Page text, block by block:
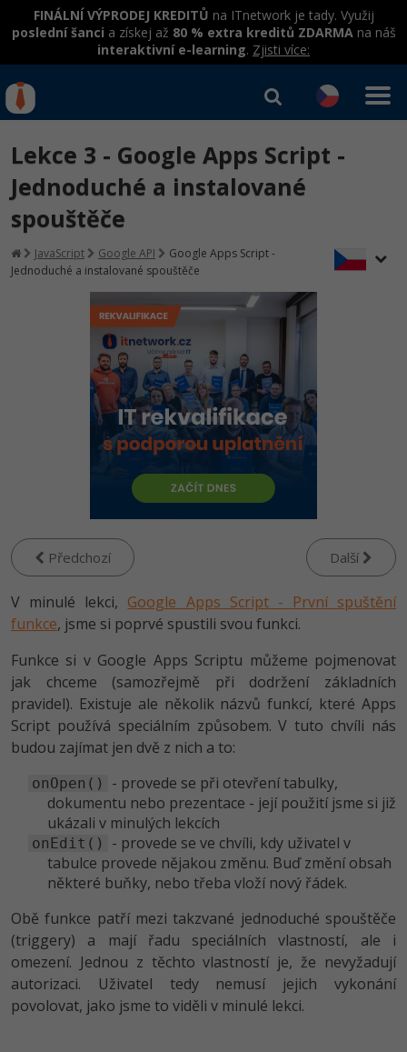
FINÁLNÍ VÝPRODEJ KREDITŮ na ITnetwork je tady. Využij
poslední šanci a získej až 80 % extra kreditů ZDARMAna náš
interaktivní e-learning. Zjisti více:
Rekvalifikace a kurzy
hrazené úřadem práce
Workshopy zdarma
Umělá inteligence v praxi
Datová analýza v praxi
Školení
Základy programování
Objektové programování - OOP
Umělá inteligence
HTML5, CSS3, Bootstrap, SEO
SQL a databáze
UML a návrhové vzory
React
Spring
ASP.NET MVC
Django
Best practices
Školení dle technologií
C# .NET
Java
PHP
JavaScript
HTML / CSS
UML a návrhové vzory
MySQL/MariaDB
MS-SQL
SQLite
Kurzy IT profesí
Junior programátor
Programátor WWW aplikací
Senior programátor
Front-end developer
Vývojář mobilních aplikací
C# Game developer
Webdesigner
Systémový administrátor
Grafik / UX/UI návrhář
3D grafik
Projektový manažer
Databázový analytik
Copywriter
WordPress specialista
SEO specialista
Kurzy programování
Jak začít?
Java -80%
C#.NET -80%
Python -80%
-80%
C++ -80%
Swift
Kotlin -80%
C -80%
VB.NET
Návrh SW -80%
Algoritmy -41%
Umělá inteligence (AI) -10%
Pro děti
Více
Přihlásit se | Registrovat
Lekce 3 - Google Apps Script -
Jednoduché a instalované
spouštěče
JavaScript Google API
Google Apps Script -
Jednoduché a instalované spouštěče
Předchozí Další
V minulé lekci, Google Apps Script - První spuštění
funkce, jsme si poprvé spustili svou funkci.
Funkce si v Google Apps Scriptu můžeme pojmenovat
jak chceme (samozřejmě při dodržení základních
pravidel). Existuje ale několik názvů funkcí, které Apps
Script používá speciálním způsobem. V tuto chvíli nás
budou zajímat jen dvě z nich a to:
onOpen()
- provede se při otevření tabulky,
dokumentu nebo prezentace - její použití jsme si již
ukázali v minulých lekcích
onEdit()
- provede se ve chvíli, kdy uživatel v
tabulce provede nějakou změnu. Buď změní obsah
některé buňky, nebo třeba vloží nový řádek.
Obě funkce patří mezi takzvané jednoduché spouštěče
(triggery) a mají řadu speciálních vlastností, ale i
omezení. Jednou z těchto vlastností je, že nevyžadují
autorizaci. Uživatel tedy nemusí jejich vykonání
povolovat, jako jsme to viděli v minulé lekci.